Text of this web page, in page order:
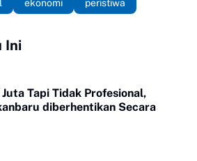
ekonomi peristiwa
Ini
Tapi Tidak Profesional,
diberhentikan Secara